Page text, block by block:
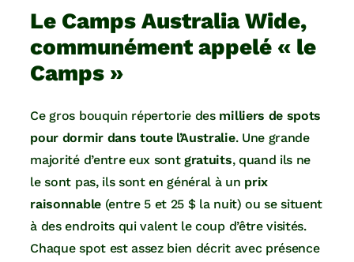
Le Camps Australia Wide,
communément appelé « le
Camps »
Ce gros bouquin répertorie des milliers de spots
pour dormir dans toute l’Australie. Une grande
majorité d’entre eux sontgratuits, quand ils ne
le sont pas, ils sont en général à un prix
raisonnable(entre 5 et 25 $ la nuit) ou se situent
à des endroits qui valent le coup d’être visités.
Chaque spot est assez bien décrit avec présence